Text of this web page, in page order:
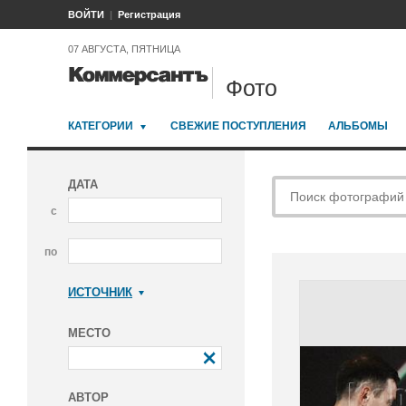
ВОЙТИ Регистрация
07 АВГУСТА, ПЯТНИЦА
Фото
КАТЕГОРИИ СВЕЖИЕ ПОСТУПЛЕНИЯ АЛЬБОМЫ
ДАТА
с
по
ИСТОЧНИК
МЕСТО
АВТОР